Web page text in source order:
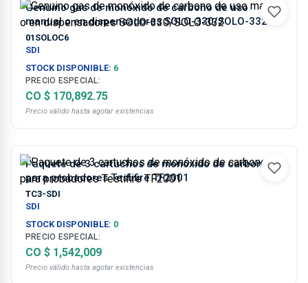
Genuino gas de monóxido de carbono de uso
manual o en dispensadores SOLO-330/SOLO-332
01SOLOC6
SDI
STOCK DISPONIBLE: 6
PRECIO ESPECIAL:
CO $ 170,892.75
Precio válido hasta agotar existencias
Paquete de 3 cartuchos de monóxido de carbono
para probadores Testifire TF2001
TC3-SDI
SDI
STOCK DISPONIBLE: 0
PRECIO ESPECIAL:
CO $ 1,542,009
Precio válido hasta agotar existencias